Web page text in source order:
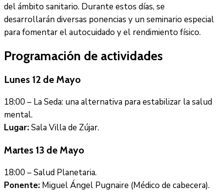
del ámbito sanitario. Durante estos días, se
desarrollarán diversas ponencias y un seminario especial
para fomentar el autocuidado y el rendimiento físico.
Programación de actividades
Lunes 12 de Mayo
18:00 – La Seda: una alternativa para estabilizar la salud
mental.
Lugar:Sala Villa de Zújar.
Martes 13 de Mayo
18:00 – Salud Planetaria.
Ponente: Miguel Ángel Pugnaire (Médico de cabecera).